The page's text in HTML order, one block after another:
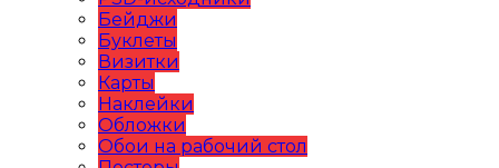
Бейджи
Буклеты
Визитки
Карты
Наклейки
Обложки
Обои на рабочий стол